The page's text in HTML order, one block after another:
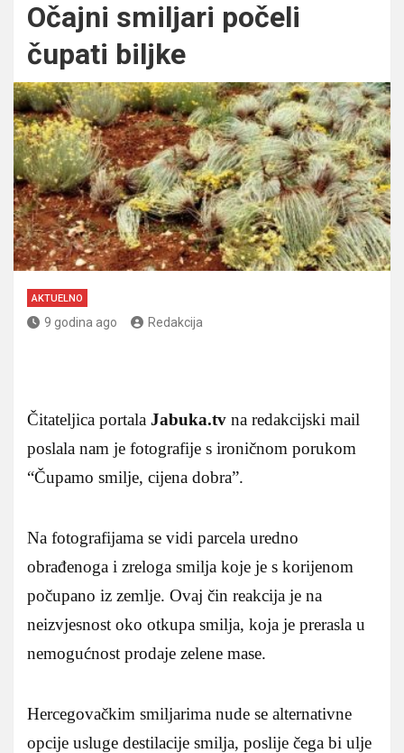
Očajni smiljari počeli
čupati biljke
AKTUELNO
9 godina ago Redakcija
Čitateljica portala Jabuka.tv na redakcijski mail
poslala nam je fotografije s ironičnom porukom
“Čupamo smilje, cijena dobra”.
Na fotografijama se vidi parcela uredno
obrađenoga i zreloga smilja koje je s korijenom
počupano iz zemlje. Ovaj čin reakcija je na
neizvjesnost oko otkupa smilja, koja je prerasla u
nemogućnost prodaje zelene mase.
Hercegovačkim smiljarima nude se alternativne
opcije usluge destilacije smilja, poslije čega bi ulje